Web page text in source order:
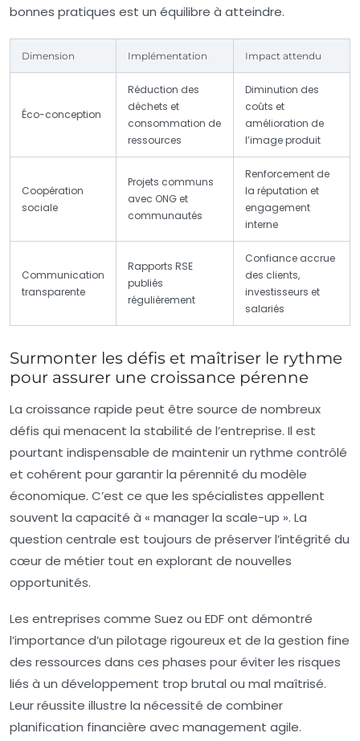
bonnes pratiques est un équilibre à atteindre.
Dimension Implémentation Impact attendu
Éco-conception
Réduction des
déchets et
consommation de
ressources
Diminution des
coûts et
amélioration de
l’image produit
Coopération
sociale
Projets communs
avec ONG et
communautés
Renforcement de
la réputation et
engagement
interne
Communication
transparente
Rapports RSE
publiés
régulièrement
Confiance accrue
des clients,
investisseurs et
salariés
Surmonter les défis et maîtriser le rythme
pour assurer une croissance pérenne
La croissance rapide peut être source de nombreux
défis qui menacent la stabilité de l’entreprise. Il est
pourtant indispensable de maintenir un rythme contrôlé
et cohérent pour garantir la pérennité du modèle
économique. C’est ce que les spécialistes appellent
souvent la capacité à « manager la scale-up ». La
question centrale est toujours de préserver l’intégrité du
cœur de métier tout en explorant de nouvelles
opportunités.
Les entreprises comme Suez ou EDF ont démontré
l’importance d’un pilotage rigoureux et de la gestion fine
des ressources dans ces phases pour éviter les risques
liés à un développement trop brutal ou mal maîtrisé.
Leur réussite illustre la nécessité de combiner
planification financière avec management agile.